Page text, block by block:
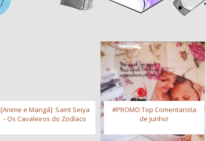
[Anime e Mangá]: Saint Seiya
- Os Cavaleiros do Zodíaco
#PROMO Top Comentarista
de Junho!